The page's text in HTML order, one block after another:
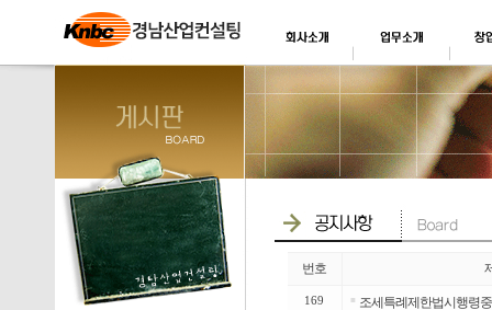
번호
169 ■ 조세특례제한법시행령중